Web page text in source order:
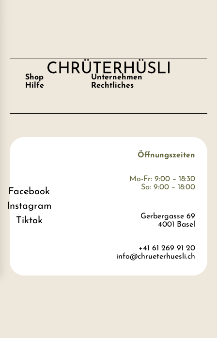
Shop
Unternehmen
Hilfe
Rechtliches
Öffnungszeiten
Mo-Fr: 9:00 – 18:30
Sa: 9:00 – 18:00
Gerbergasse 69
4001 Basel
+41 61 269 91 20
info@chrueterhuesli.ch
Facebook
Instagram
Tiktok